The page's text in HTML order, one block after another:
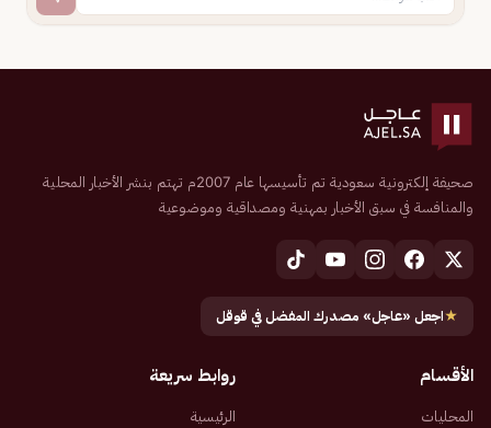
صحيفة إلكترونية سعودية تم تأسيسها عام 2007م تهتم بنشر الأخبار المحلية
والمنافسة في سبق الأخبار بمهنية ومصداقية وموضوعية
★اجعل «عاجل» مصدرك المفضل في قوقل
الأقسام
المحليات
روابط سريعة
الرئيسية